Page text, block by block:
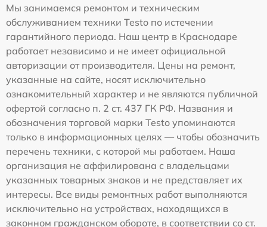
Мы занимаемся ремонтом и техническим
обслуживанием техники Testo по истечении
гарантийного периода. Наш центр в Краснодаре
работает независимо и не имеет официальной
авторизации от производителя. Цены на ремонт,
указанные на сайте, носят исключительно
ознакомительный характер и не являются публичной
офертой согласно п. 2 ст. 437 ГК РФ. Названия и
обозначения торговой марки Testo упоминаются
только в информационных целях — чтобы обозначить
перечень техники, с которой мы работаем. Наша
организация не аффилирована с владельцами
указанных товарных знаков и не представляет их
интересы. Все виды ремонтных работ выполняются
исключительно на устройствах, находящихся в
законном гражданском обороте, в соответствии со ст.